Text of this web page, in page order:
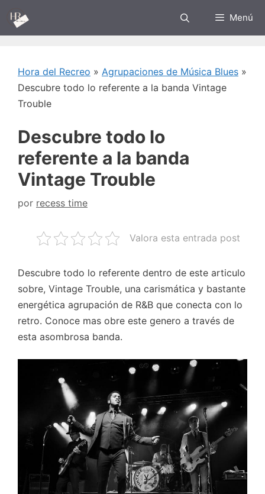
Saltar
contenido
Menú
Hora del Recreo » Agrupaciones de Música Blues »
Descubre todo lo referente a la banda Vintage
Trouble
Descubre todo lo
referente a la banda
Vintage Trouble
por recess time
Valora esta entrada post
Descubre todo lo referente dentro de este articulo
sobre, Vintage Trouble, una carismática y bastante
energética agrupación de R&B que conecta con lo
retro. Conoce mas obre este genero a través de
esta asombrosa banda.